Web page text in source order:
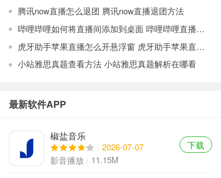
腾讯now直播怎么退团 腾讯now直播退团方法
哔哩哔哩如何将直播间添加到桌面 哔哩哔哩直播间添加到桌面的步骤
虎牙助手苹果直播怎么开悬浮窗 虎牙助手苹果直播开悬浮窗方法
小站雅思真题查看方法 小站雅思真题解析在哪看
最新软件APP
椒盐音乐
2026-07-07
影音播放
11.15M
下载